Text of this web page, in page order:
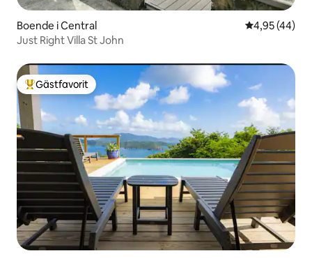
Boende i Central 4,95 av 5 i
4,95 (44)
Just Right Villa St John
Populär gästfavorit
Gästfavorit